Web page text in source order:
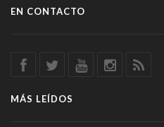
EN CONTACTO
MÁS LEÍDOS